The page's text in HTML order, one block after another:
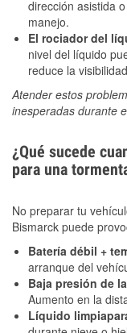
dirección asistida
manejo.
El rociador del
nivel del líquido
reduce la
Atender estos
inesperadas durante
¿Qué sucede
para una
No preparar tu
Bismarck puede
Batería débil +
arranque del
Baja presión de
Aumento en la
Líquido